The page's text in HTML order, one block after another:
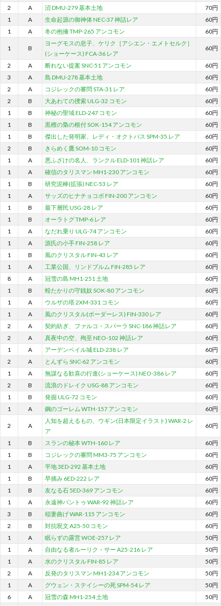
2
A 沼 DMU-279 基本土地
70円
1
A 生命起源の御神体 NEC-37 神話レア
60円
1
A 冬の抱擁 TMP-265 アンコモン 60円
1 B
ヨーグモスの息子、ケリク［アシエン・エメトセルク］
(ショーケース) FCA-36 レア
60円
2 A 断れない提案 SNC-51 アンコモン
60円
3
A 島 DMU-278 基本土地
60円
2
A コジレックの審問 STA-31 レア
60円
2
B 大あわての捜索 ULG-32 コモン
60円
1
B 神秘の聖域 ELD-247 コモン
60円
1
B 黒檀の梟の根付 SOK-154 アンコモン
60円
1
B 傑出した発明家、レディ・オクトパス SPM-35 レア
60円
2
B きらめく鷹 SOM-10 コモン
60円
1
A 悪ふざけの名人、ランクル ELD-101 神話レア
60円
1
A 確信のタリスマン MH1-230 アンコモン
60円
1
B 研究泥棒(拡張) NEC-53 レア
60円
1
A サッズのヒナチョコボ FIN-200 アンコモン
60円
1
B 最下層民 USG-28 レア
60円
1
B オーラトグ TMP-6 レア
60円
1
A なだれ乗り ULG-74 アンコモン
60円
1
A 源氏の小手 FIN-258 レア
60円
1
B 風のクリスタル FIN-43 レア
60円
1
A 工業公国、リンドブルム FIN-285 レア
60円
8
A 冠雪の島 MH1-251 土地
60円
1
B 蝗たかりの守銭奴 SOK-80 アンコモン
60円
1
A ウルザの塔 2XM-331 コモン
60円
1
A 風のクリスタル(ボーダーレス) FIN-330 レア
60円
2
A 契約紡ぎ、ファルコ・スパーラ SNC-186 神話レア
60円
2
A 真夜中の空、殉至 NEO-102 神話レア
60円
1
A アーデンベイル城 ELD-238 レア
60円
2
A とんずら SNC-62 アンコモン
60円
1
A 無謀なる歓喜の行進(ショーケース) NEO-386 レア
60円
2
B 流浪のドレイク USG-88 アンコモン
60円
1
B 発掘 ULG-72 コモン
60円
1
A 鋼のゴーレム WTH-157 アンコモン 60円
2 A
人知を超えるもの、ウギン(日本限定イラスト) WAR-2 レ
ア
60円
1 B スランの秘本 WTH-160 レア
60円
1
B コジレックの審問 MM3-75 アンコモン
60円
1
A 平地 3ED-292 基本土地
60円
1
B 早摘み 6ED-222 レア
60円
1
B 友なる石 5ED-369 アンコモン
60円
1
A 永遠神バントゥ WAR-92 神話レア
60円
3
B 稲妻曲げ WAR-115 アンコモン
60円
2
B 対抗呪文 A25-50 コモン
60円
1
A 眠らずの露営 WOE-257 レア
50円
1
A 自由なる者ルーリク・サー A25-216 レア
50円
1
A 水のクリスタル FIN-85 レア
50円
2
A 反発のタリスマン MH1-234 アンコモン
50円
1
A グウェン・ステイシーの死 SPM-54 レア
50円
6
A 冠雪の森 MH1-254 土地
50円